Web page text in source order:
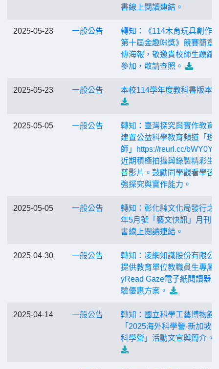
書線上閱讀連結。
2025-05-23 一般公告
轉知：《114木育玩具創作
第十屆金趣咪獎》競賽簡章
傳海報，敬邀貴校師生踴躍
參加，敬請查照。
2025-05-23 一般公告 本校114學年度教科書版本
2025-05-05 一般公告
轉知：臺灣探究與實作教育
建置公益科學教育頻道「理
師」https://reurl.cc/bWY0Yy
近期積極拍攝與錄製精彩生
普影片。鼓勵同學觀看學習
強探究與實作能力。
2025-05-05 一般公告
轉知：彰化縣文化局發行之
年5月號「藝文快訊」月刊
書線上閱讀連結。
2025-04-30 一般公告
轉知：凌網知識股份有限公
提供教育單位教職員生專屬
yRead Gaze電子紙閱讀器
驗優惠方案。
2025-04-14 一般公告
轉知：國立科學工藝博物館
「2025海外科學營-新加坡
科學營」活動文宣與簡介。